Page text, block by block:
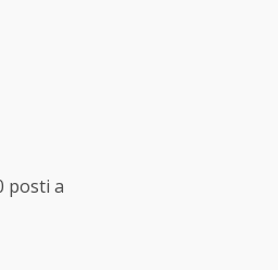
posti a